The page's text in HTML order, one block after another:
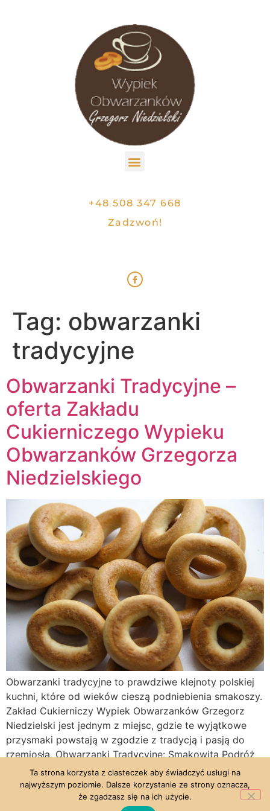
+48 508 347 668
Zadzwoń!
Tag: obwarzanki
tradycyjne
Obwarzanki Tradycyjne –
oferta Zakładu
Cukierniczego Wypieku
Obwarzanków Grzegorza
Niedzielskiego
Obwarzanki tradycyjne to prawdziwe klejnoty polskiej
kuchni, które od wieków cieszą podniebienia smakoszy.
Zakład Cukierniczy Wypiek Obwarzanków Grzegorz
Niedzielski jest jednym z miejsc, gdzie te wyjątkowe
przysmaki powstają w zgodzie z tradycją i pasją do
rzemiosła. Obwarzanki Tradycyjne: Smakowita Podróż
przez Polską Kulturę Kulinarną W sercu Małopolski,
gdzie powietrze przesycone jest historią, obwarzanki są
Ta strona korzysta z ciasteczek aby świadczyć usługi na
najwyższym poziomie. Dalsze korzystanie ze strony oznacza,
że zgadzasz się na ich użycie.